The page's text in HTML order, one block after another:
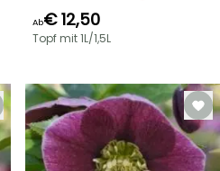
Ab€ 12,50
Topf mit 1L/1,5L